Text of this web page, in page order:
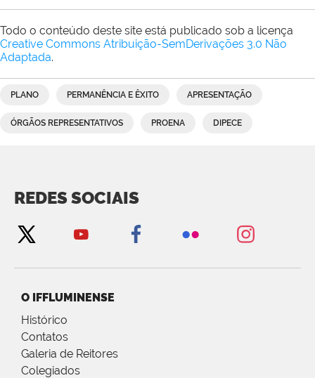
Todo o conteúdo deste site está publicado sob a licença
Creative Commons Atribuição-SemDerivações 3.0 Não
Adaptada.
PLANO PERMANÊNCIA E ÊXITO APRESENTAÇÃO
ÓRGÃOS REPRESENTATIVOS PROENA DIPECE
REDES SOCIAIS
O IFFLUMINENSE
Histórico
Contatos
Galeria de Reitores
Colegiados